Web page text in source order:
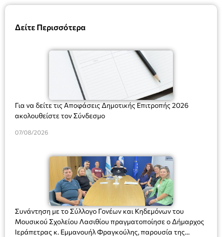
Δείτε Περισσότερα
Για να δείτε τις Αποφάσεις Δημοτικής Επιτροπής 2026
ακολουθείστε τον Σύνδεσμο
07/08/2026
Συνάντηση με το Σύλλογο Γονέων και Κηδεμόνων του
Μουσικού Σχολείου Λασιθίου πραγματοποίησε ο Δήμαρχος
Ιεράπετρας κ. Εμμανουήλ Φραγκούλης, παρουσία της